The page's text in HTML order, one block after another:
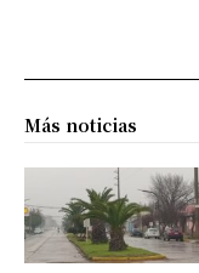
Más noticias